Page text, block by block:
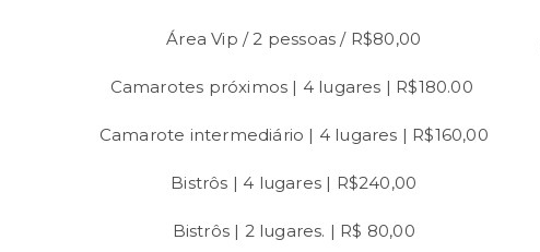
Área Vip / 2 pessoas / R$80,00
Camarotes próximos | 4 lugares | R$180.00
Camarote intermediário | 4 lugares | R$160,00
Bistrôs | 4 lugares | R$240,00
Bistrôs | 2 lugares. | R$ 80,00